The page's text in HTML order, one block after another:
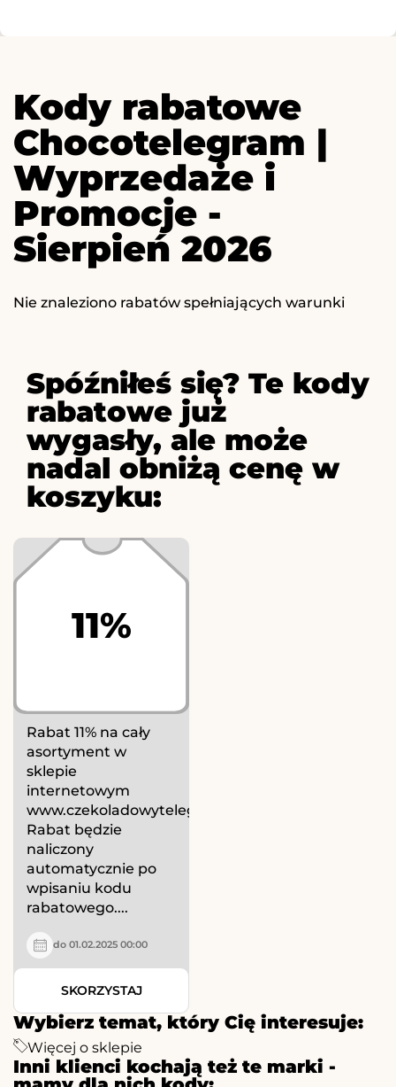
Wybierz temat, który Cię interesuje:
Więcej o sklepie
Inni klienci kochają też te marki -
Kody rabatowe
Chocotelegram |
Wyprzedaże i
Promocje -
Sierpień 2026
Nie znaleziono rabatów spełniających warunki
Spóźniłeś się? Te kody
rabatowe już
wygasły, ale może
nadal obniżą cenę w
koszyku:
11%
Rabat 11% na cały
asortyment w
sklepie
internetowym
www.czekoladowytelegram.pl!
Rabat będzie
naliczony
automatycznie po
wpisaniu kodu
rabatowego....
do 01.02.2025 00:00
SKORZYSTAJ